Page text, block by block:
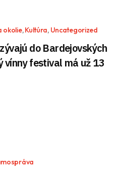
okolie,Kultúra, Uncategorized
do Bardejovských
vínny festival má už 13